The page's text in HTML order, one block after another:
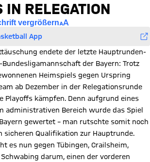
IN RELEGATION
vergrößern
App
endete der letzte Hauptrunden-
der Bayern: Trotz
Heimspiels gegen Urspring
ab Dezember in der Relegationsrunde
Playoffs kämpfen. Denn aufgrund eines
administrativen Bereich wurde das Spiel
gewertet – man rutschte somit noch
sicheren Qualifikation zur Hauptrunde.
es nun gegen Tübingen, Crailsheim,
darum, einen der vorderen